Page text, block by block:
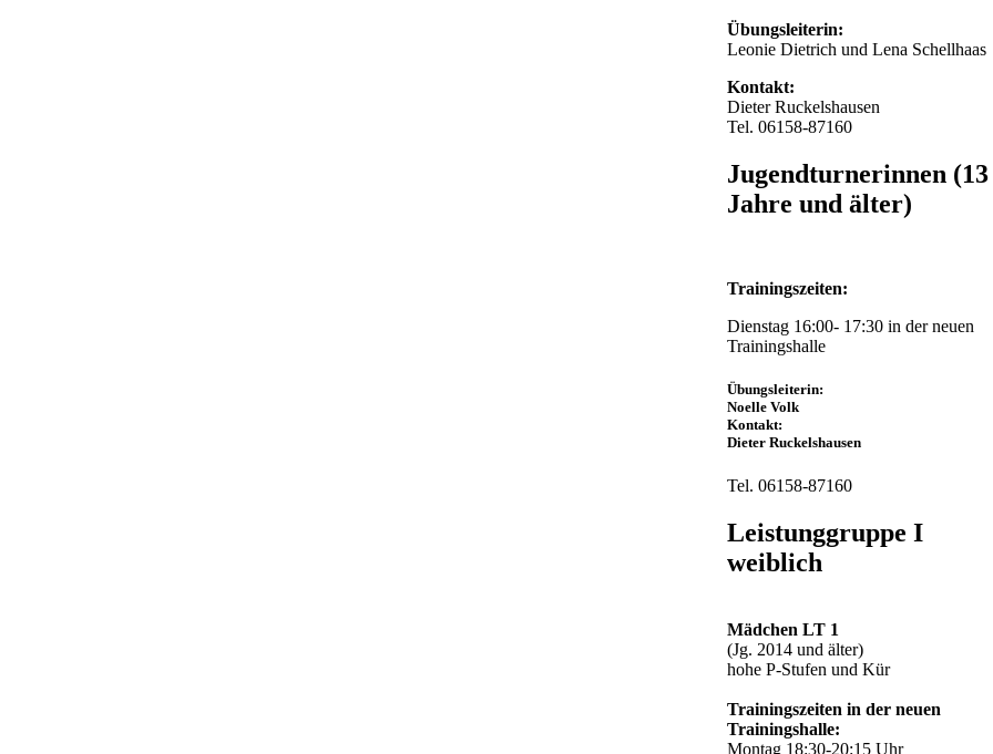
Übungsleiterin:
Leonie Dietrich und Lena Schellhaas
Kontakt:
Dieter Ruckelshausen
Tel. 06158-87160
Jugendturnerinnen (13
Jahre und älter)
Trainingszeiten:
Dienstag 16:00- 17:30 in der neuen
Trainingshalle
Übungsleiterin:
Noelle Volk
Kontakt:
Dieter Ruckelshausen
Tel. 06158-87160
Leistunggruppe I
weiblich
Mädchen LT 1
(Jg. 2014 und älter)
hohe P-Stufen und Kür
Trainingszeiten in der neuen
Trainingshalle:
Montag 18:30-20:15 Uhr